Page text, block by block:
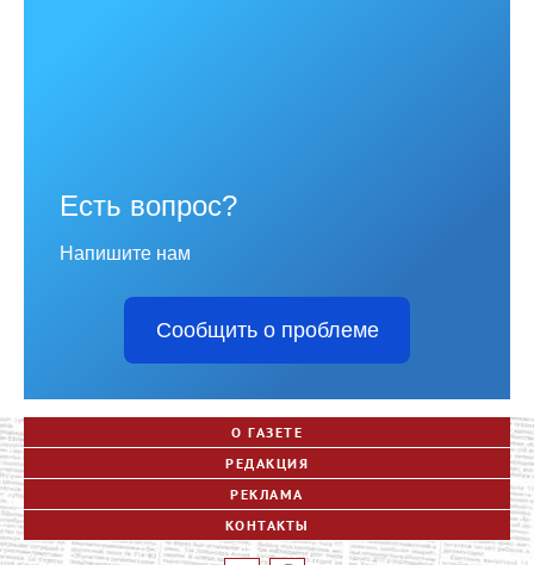
Есть вопрос?
Напишите нам
Сообщить о проблеме
О ГАЗЕТЕ
РЕДАКЦИЯ
РЕКЛАМА
КОНТАКТЫ